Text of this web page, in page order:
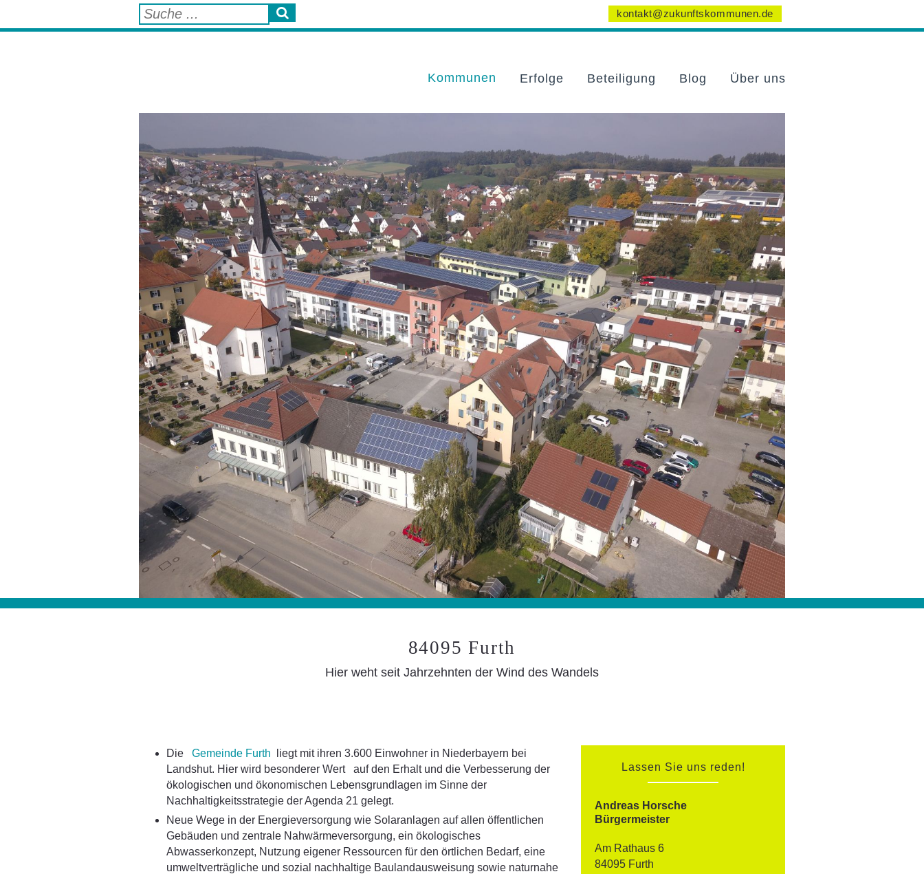
kontakt@zukunftskommunen.de
Kommunen Erfolge Beteiligung Blog Über uns
84095 Furth
Hier weht seit Jahrzehnten der Wind des Wandels
Die Gemeinde Furth liegt mit ihren 3.600 Einwohner in Niederbayern bei
Landshut. Hier wird besonderer Wert auf den Erhalt und die Verbesserung der
ökologischen und ökonomischen Lebensgrundlagen im Sinne der
Nachhaltigkeitsstrategie der Agenda 21 gelegt.
Neue Wege in der Energieversorgung wie Solaranlagen auf allen öffentlichen
Gebäuden und zentrale Nahwärmeversorgung, ein ökologisches
Abwasserkonzept, Nutzung eigener Ressourcen für den örtlichen Bedarf, eine
umweltverträgliche und sozial nachhaltige Baulandausweisung sowie naturnahe
Lassen Sie uns reden!
Andreas Horsche
Bürgermeister
Am Rathaus 6
84095 Furth